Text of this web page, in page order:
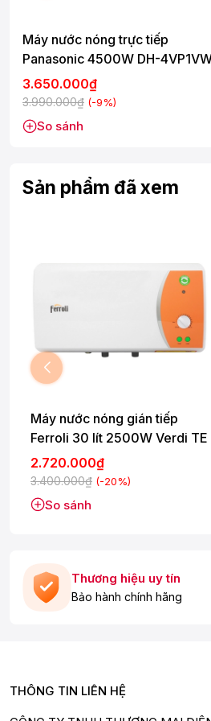
Trọng lượng tịnh:
Máy nước nóng trực tiếp
Panasonic 4500W DH-
3.650.000₫
3.990.000₫ (-9%)
So sánh
Sản phẩm đã xem
Máy nước nóng gián tiếp
Ferroli 30 lít 2500W Verdi TE
2.720.000₫
3.400.000₫ (-20%)
So sánh
Thương hiệu uy tín
Bảo hành chính hãng
THÔNG TIN LIÊN HỆ